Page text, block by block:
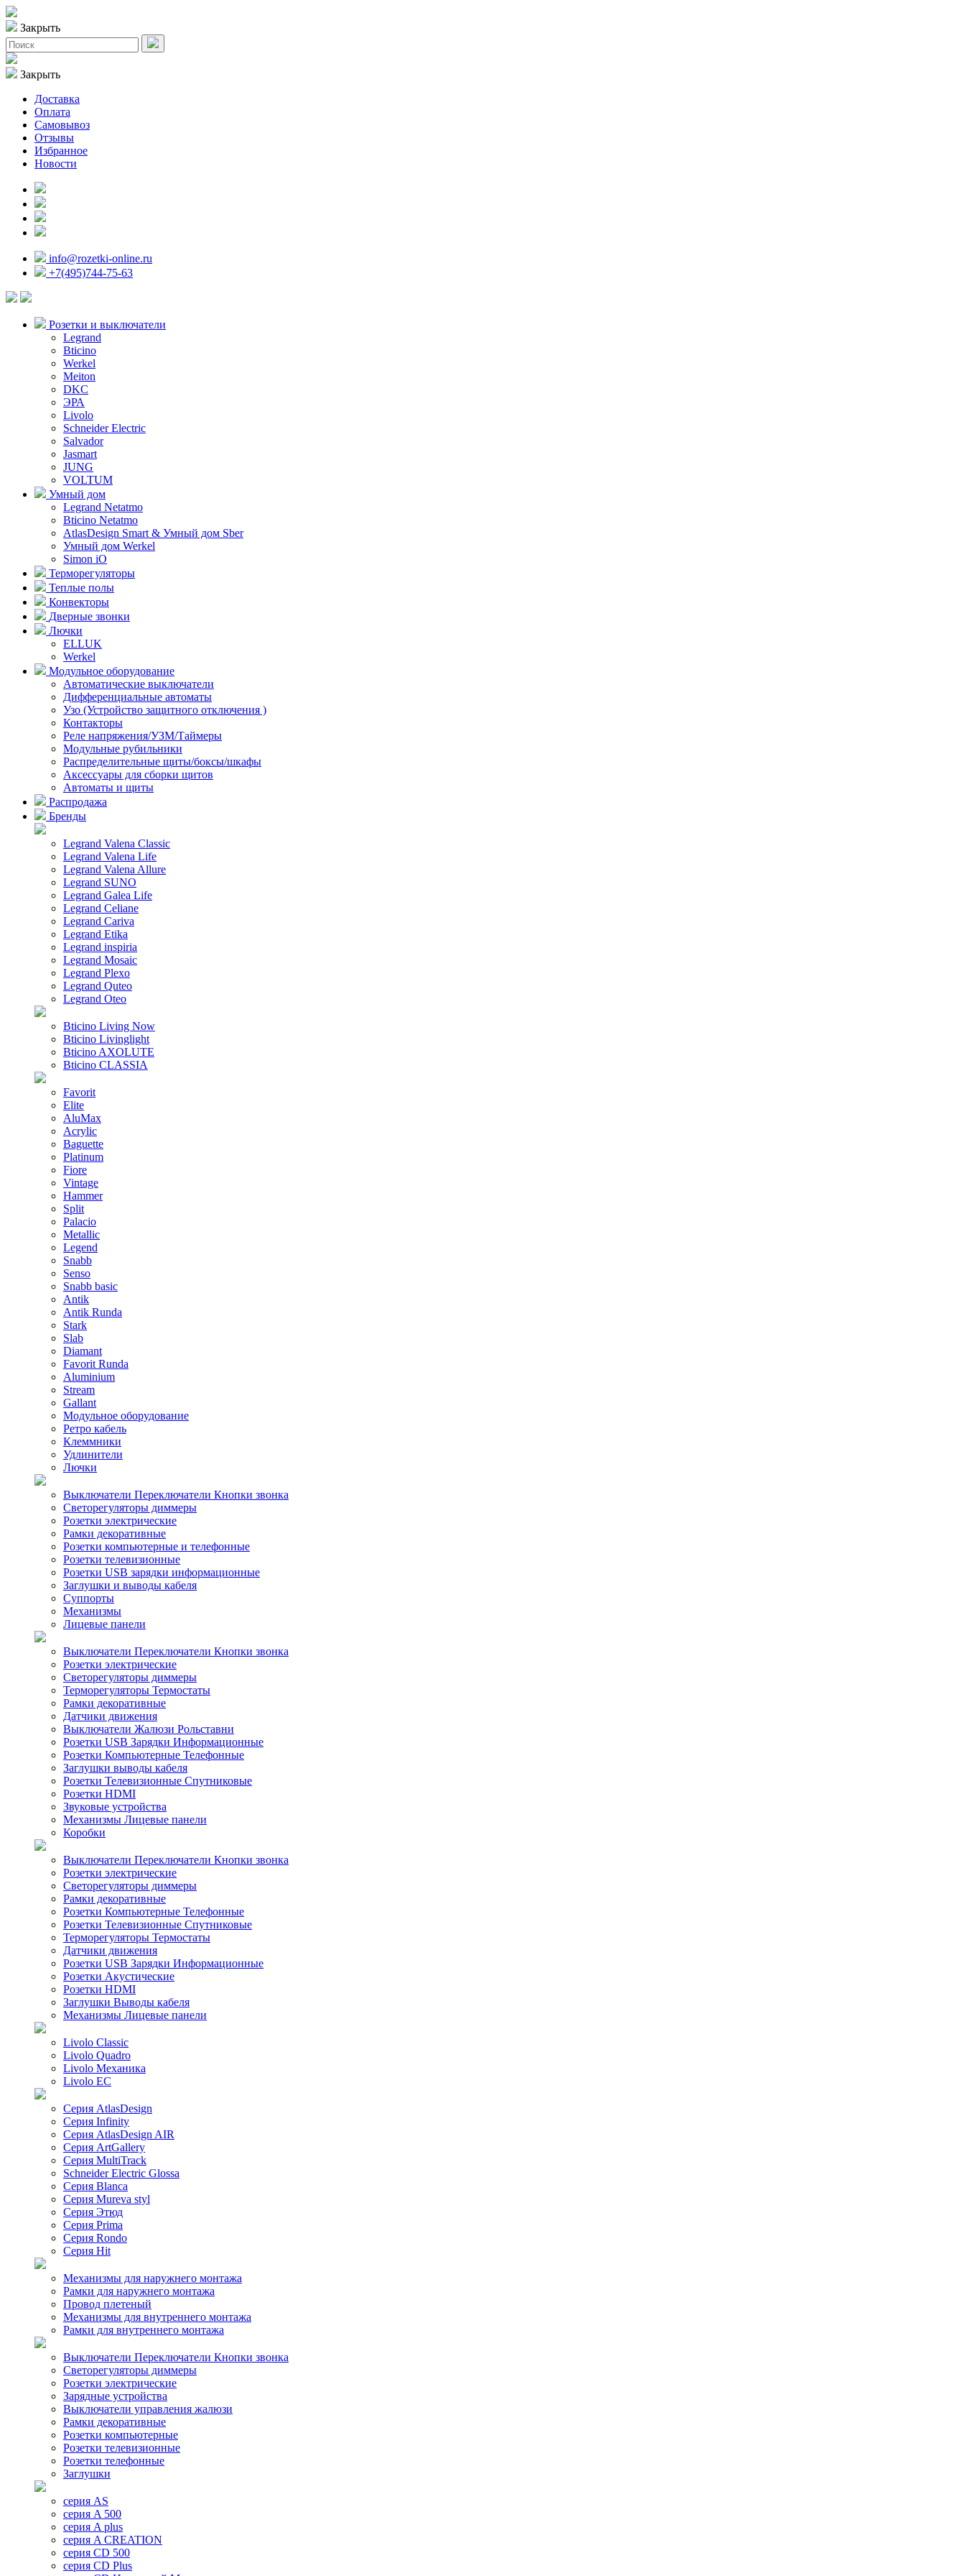
Закрыть
Закрыть
Доставка
Оплата
Самовывоз
Отзывы
Избранное
Новости
info@rozetki-online.ru
+7(495)744-75-63
Розетки и выключатели
Legrand
Bticino
Werkel
Meiton
DKC
ЭРА
Livolo
Schneider Electric
Salvador
Jasmart
JUNG
VOLTUM
Умный дом
Legrand Netatmo
Bticino Netatmo
AtlasDesign Smart & Умный дом Sber
Умный дом Werkel
Simon iO
Терморегуляторы
Теплые полы
Конвекторы
Дверные звонки
Лючки
ELLUK
Werkel
Модульное оборудование
Автоматические выключатели
Дифференциальные автоматы
Узо (Устройство защитного отключения )
Контакторы
Реле напряжения/УЗМ/Таймеры
Модульные рубильники
Распределительные щиты/боксы/шкафы
Аксессуары для сборки щитов
Автоматы и щиты
Распродажа
Бренды
Legrand Valena Classic
Legrand Valena Life
Legrand Valena Allure
Legrand SUNO
Legrand Galea Life
Legrand Celiane
Legrand Cariva
Legrand Etika
Legrand inspiria
Legrand Mosaic
Legrand Plexo
Legrand Quteo
Legrand Oteo
Bticino Living Now
Bticino Livinglight
Bticino AXOLUTE
Bticino CLASSIA
Favorit
Elite
AluMax
Acrylic
Baguette
Platinum
Fiore
Vintage
Hammer
Split
Palacio
Metallic
Legend
Snabb
Senso
Snabb basic
Antik
Antik Runda
Stark
Slab
Diamant
Favorit Runda
Aluminium
Stream
Gallant
Модульное оборудование
Ретро кабель
Клеммники
Удлинители
Лючки
Выключатели Переключатели Кнопки звонка
Светорегуляторы диммеры
Розетки электрические
Рамки декоративные
Розетки компьютерные и телефонные
Розетки телевизионные
Розетки USB зарядки информационные
Заглушки и выводы кабеля
Суппорты
Механизмы
Лицевые панели
Выключатели Переключатели Кнопки звонка
Розетки электрические
Светорегуляторы диммеры
Терморегуляторы Термостаты
Рамки декоративные
Датчики движения
Выключатели Жалюзи Рольставни
Розетки USB Зарядки Информационные
Розетки Компьютерные Телефонные
Заглушки выводы кабеля
Розетки Телевизионные Спутниковые
Розетки HDMI
Звуковые устройства
Механизмы Лицевые панели
Коробки
Выключатели Переключатели Кнопки звонка
Розетки электрические
Светорегуляторы диммеры
Рамки декоративные
Розетки Компьютерные Телефонные
Розетки Телевизионные Спутниковые
Терморегуляторы Термостаты
Датчики движения
Розетки USB Зарядки Информационные
Розетки Акустические
Розетки HDMI
Заглушки Выводы кабеля
Механизмы Лицевые панели
Livolo Classic
Livolo Quadro
Livolo Механика
Livolo EC
Серия AtlasDesign
Серия Infinity
Серия AtlasDesign AIR
Серия ArtGallery
Серия MultiTrack
Schneider Electric Glossa
Серия Blanca
Серия Mureva styl
Серия Этюд
Серия Prima
Серия Rondo
Серия Hit
Механизмы для наружнего монтажа
Рамки для наружнего монтажа
Провод плетеный
Механизмы для внутреннего монтажа
Рамки для внутреннего монтажа
Выключатели Переключатели Кнопки звонка
Светорегуляторы диммеры
Розетки электрические
Зарядные устройства
Выключатели управления жалюзи
Рамки декоративные
Розетки компьютерные
Розетки телевизионные
Розетки телефонные
Заглушки
серия AS
серия A 500
серия A plus
серия A CREATION
серия CD 500
серия CD Plus